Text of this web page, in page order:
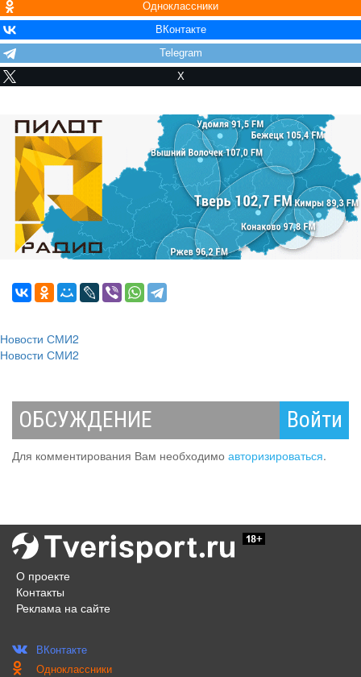
Одноклассники
ВКонтакте
Telegram
X
Новости СМИ2
Новости СМИ2
ОБСУЖДЕНИЕ Войти
Для комментирования Вам необходимо авторизироваться.
О проекте
Контакты
Реклама на сайте
ВКонтакте
Одноклассники